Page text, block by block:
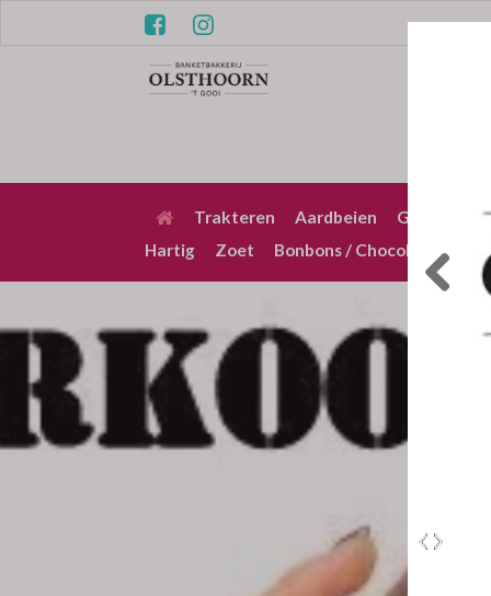
Trakteren Aardbeien
Gebak /
Hartig
Zoet Bonbons / Chocolade